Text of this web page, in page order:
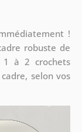
!
robuste de
1 à 2 crochets
selon vos